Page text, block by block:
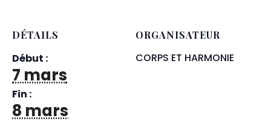
DÉTAILS
Début :
7 mars
Fin :
8 mars
ORGANISATEUR
CORPS ET HARMONIE